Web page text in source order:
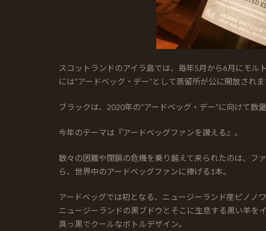
スコットランドのアイラ島では、毎年5月から6月にモル
には“アードベッグ・デー”として蒸留所が公に開放されま
ブラックは、2020年の“アードベッグ・デー”に向けて数
今年のテーマは『アードベッグファンを讃える』。
数々の困難や閉鎖の危機を乗り越えて来られたのは、フ
ら、世界中のアードベッグファンに捧げる1本。
アードベッグでは初となる、ニュージーランド産ピノノ
ニュージーランドの黒ブドウとそこに生息する黒い羊を
真っ黒でクールなボトルデザイン。